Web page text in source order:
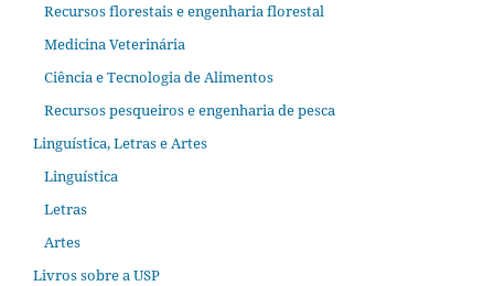
Recursos florestais e engenharia florestal
Medicina Veterinária
Ciência e Tecnologia de Alimentos
Recursos pesqueiros e engenharia de pesca
Linguística, Letras e Artes
Linguística
Letras
Artes
Livros sobre a USP